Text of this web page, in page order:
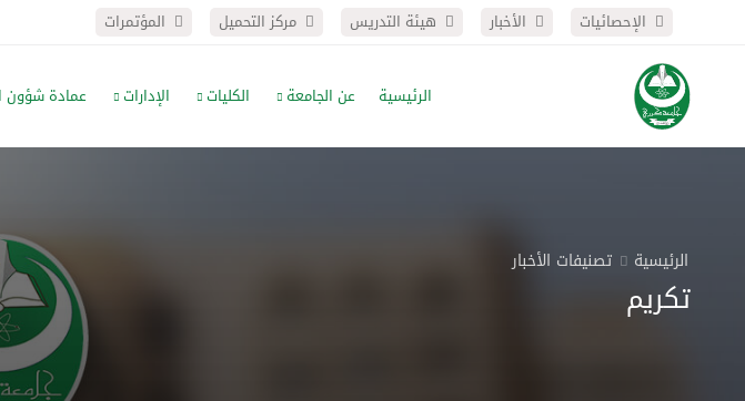
الإحصائيات الأخبار هيئة التدريس مركز التحميل المؤتمرات
الرئيسية عن الجامعة الكليات الإدارات عمادة شؤون
الرئيسية تصنيفات الأخبار
تكريم